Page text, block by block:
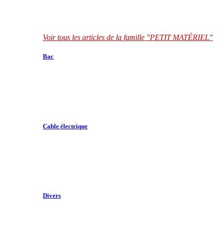
Voir tous les articles de la famille "PETIT MATÉRIEL"
Bac
Cable électrique
Divers